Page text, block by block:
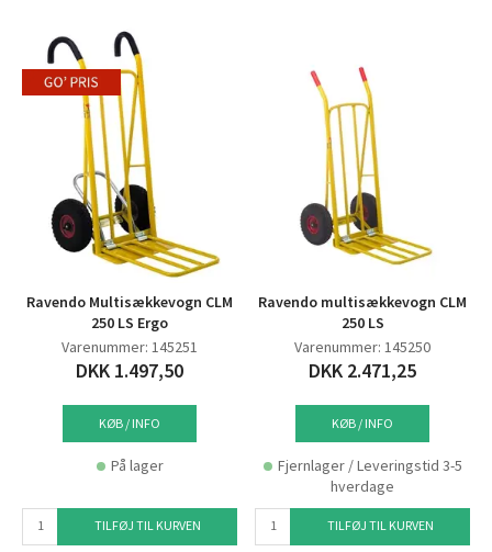
Ravendo Multisækkevogn CLM
250 LS Ergo
Varenummer: 145251
DKK 1.497,50
KØB / INFO
På lager
TILFØJ TIL KURVEN
Ravendo multisækkevogn CLM
250 LS
Varenummer: 145250
DKK 2.471,25
KØB / INFO
Fjernlager / Leveringstid 3-5
hverdage
TILFØJ TIL KURVEN